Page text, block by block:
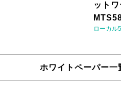
ット
ローカル
ホワイトペーパー一